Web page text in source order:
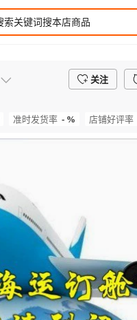
关注
准时发货率 - % 店铺好评率